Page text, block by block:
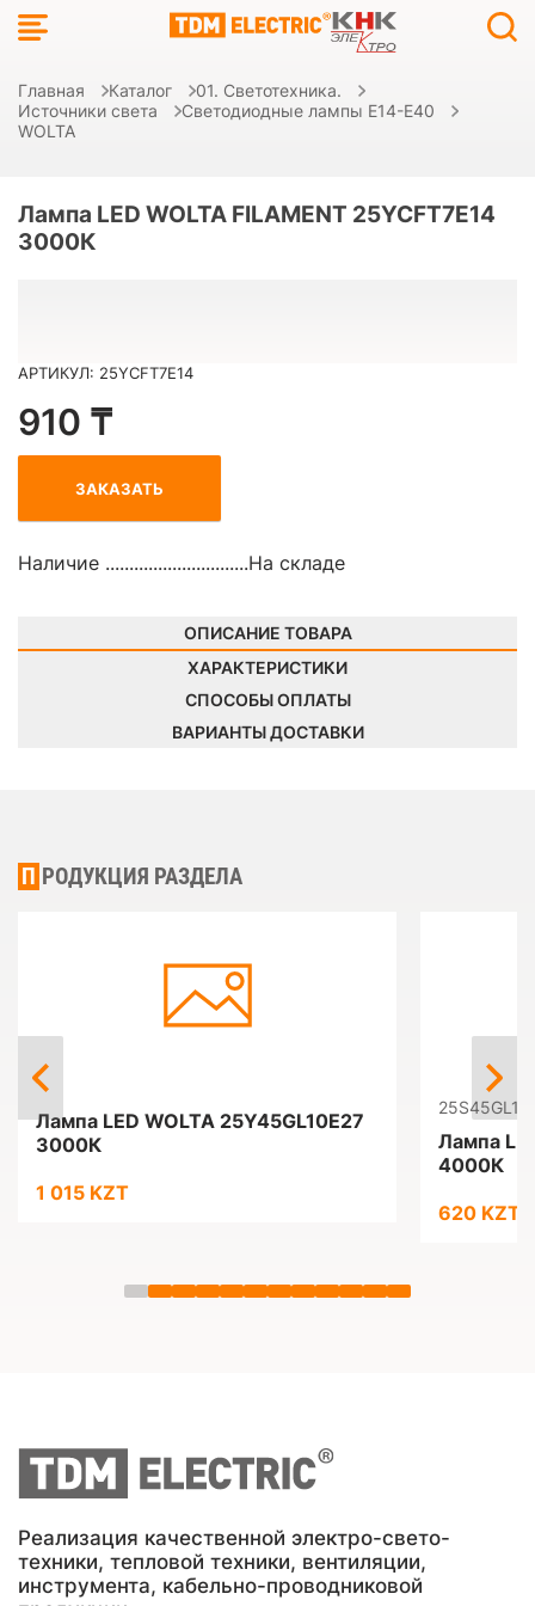
Главная Каталог
01. Светотехника.
Источники света
Светодиодные лампы E14-E40
WOLTA
Лампа LED WOLTA FILAMENT 25YCFT7E14
3000К
АРТИКУЛ: 25YCFT7E14
910 ₸
ЗАКАЗАТЬ
Наличие ..............................На складе
ОПИСАНИЕ ТОВАРА
ХАРАКТЕРИСТИКИ
СПОСОБЫ ОПЛАТЫ
ВАРИАНТЫ ДОСТАВКИ
ПРОДУКЦИЯ РАЗДЕЛА
Лампа LED WOLTA 25Y45GL10E27
3000К
1 015 KZT
Лампа
4000К
620 KZT
Реализация качественной электро-свето-
техники, тепловой техники, вентиляции,
инструмента, кабельно-проводниковой